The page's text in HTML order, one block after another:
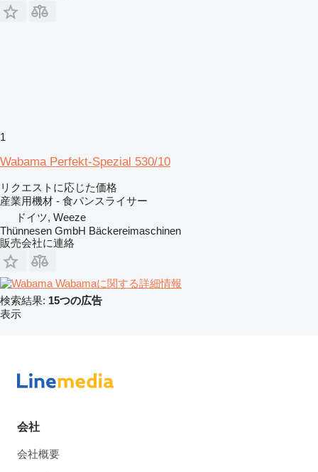
1
Wabama Perfekt-Spezial 530/10
リクエストに応じた価格
産業用機材 - 食パンスライサー
ドイツ, Weeze
Thünnesen GmbH Bäckereimaschinen
販売会社に連絡
Wabamaに関する詳細情報
検索結果: 15つの広告
表示
会社
会社概要